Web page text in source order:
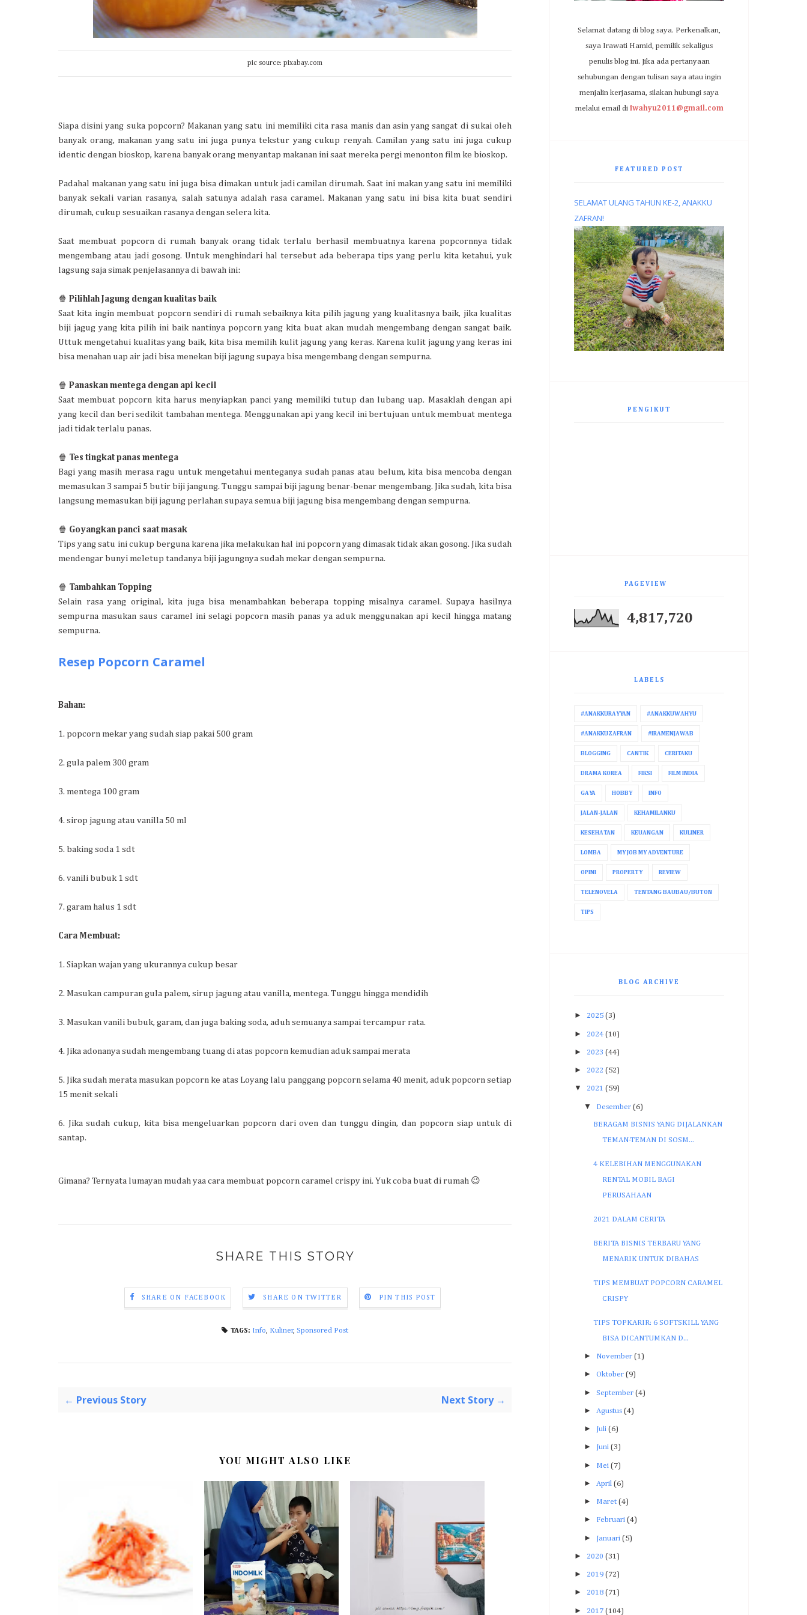
pic source: pixabay.com
Siapa disini yang suka popcorn? Makanan yang satu ini memiliki cita rasa manis dan asin yang sangat di sukai oleh
banyak orang, makanan yang satu ini juga punya tekstur yang cukup renyah. Camilan yang satu ini juga cukup
identic dengan bioskop, karena banyak orang menyantap makanan ini saat mereka pergi menonton film ke bioskop.
Padahal makanan yang satu ini juga bisa dimakan untuk jadi camilan dirumah. Saat ini makan yang satu ini memiliki
banyak sekali varian rasanya, salah satunya adalah rasa caramel. Makanan yang satu ini bisa kita buat sendiri
dirumah, cukup sesuaikan rasanya dengan selera kita.
Saat membuat popcorn di rumah banyak orang tidak terlalu berhasil membuatnya karena popcornnya tidak
mengembang atau jadi gosong. Untuk menghindari hal tersebut ada beberapa tips yang perlu kita ketahui, yuk
lagsung saja simak penjelasannya di bawah ini:
🍿 Pilihlah Jagung dengan kualitas baik
Saat kita ingin membuat popcorn sendiri di rumah sebaiknya kita pilih jagung yang kualitasnya baik, jika kualitas
biji jagug yang kita pilih ini baik nantinya popcorn yang kita buat akan mudah mengembang dengan sangat baik.
Uttuk mengetahui kualitas yang baik, kita bisa memilih kulit jagung yang keras. Karena kulit jagung yang keras ini
bisa menahan uap air jadi bisa menekan biji jagung supaya bisa mengembang dengan sempurna.
🍿 Panaskan mentega dengan api kecil
Saat membuat popcorn kita harus menyiapkan panci yang memiliki tutup dan lubang uap. Masaklah dengan api
yang kecil dan beri sedikit tambahan mentega. Menggunakan api yang kecil ini bertujuan untuk membuat mentega
jadi tidak terlalu panas.
🍿 Tes tingkat panas mentega
Bagi yang masih merasa ragu untuk mengetahui menteganya sudah panas atau belum, kita bisa mencoba dengan
memasukan 3 sampai 5 butir biji jangung. Tunggu sampai biji jagung benar-benar mengembang. Jika sudah, kita bisa
langsung memasukan biji jagung perlahan supaya semua biji jagung bisa mengembang dengan sempurna.
🍿 Goyangkan panci saat masak
Tips yang satu ini cukup berguna karena jika melakukan hal ini popcorn yang dimasak tidak akan gosong. Jika sudah
mendengar bunyi meletup tandanya biji jagungnya sudah mekar dengan sempurna.
🍿 Tambahkan Topping
Selain rasa yang original, kita juga bisa menambahkan beberapa topping misalnya caramel. Supaya hasilnya
sempurna masukan saus caramel ini selagi popcorn masih panas ya aduk menggunakan api kecil hingga matang
sempurna.
Resep Popcorn Caramel
Bahan:
1. popcorn mekar yang sudah siap pakai 500 gram
2. gula palem 300 gram
3. mentega 100 gram
4. sirop jagung atau vanilla 50 ml
5. baking soda 1 sdt
6. vanili bubuk 1 sdt
7. garam halus 1 sdt
Cara Membuat:
1. Siapkan wajan yang ukurannya cukup besar
2. Masukan campuran gula palem, sirup jagung atau vanilla, mentega. Tunggu hingga mendidih
3. Masukan vanili bubuk, garam, dan juga baking soda, aduh semuanya sampai tercampur rata.
4. Jika adonanya sudah mengembang tuang di atas popcorn kemudian aduk sampai merata
5. Jika sudah merata masukan popcorn ke atas Loyang lalu panggang popcorn selama 40 menit, aduk popcorn setiap
15 menit sekali
6. Jika sudah cukup, kita bisa mengeluarkan popcorn dari oven dan tunggu dingin, dan popcorn siap untuk di
santap.
Gimana? Ternyata lumayan mudah yaa cara membuat popcorn caramel crispy ini. Yuk coba buat di rumah 😉
SHARE THIS STORY
SHARE ON FACEBOOK SHARE ON TWITTER PIN THIS POST
TAGS: Info, Kuliner, Sponsored Post
← Previous Story Next Story →
YOU MIGHT ALSO LIKE
Selamat datang di blog saya. Perkenalkan,
saya Irawati Hamid, pemilik sekaligus
penulis blog ini. Jika ada pertanyaan
sehubungan dengan tulisan saya atau ingin
menjalin kerjasama, silakan hubungi saya
melalui email di iwahyu2011@gmail.com
FEATURED POST
SELAMAT ULANG TAHUN KE-2, ANAKKU
ZAFRAN!
PENGIKUT
PAGEVIEW
4,817,720
LABELS
#ANAKKURAYYAN #ANAKKUWAHYU
#ANAKKUZAFRAN #IRAMENJAWAB
BLOGGING CANTIK CERITAKU
DRAMA KOREA FIKSI FILM INDIA
GAYA HOBBY INFO
JALAN-JALAN KEHAMILANKU
KESEHATAN KEUANGAN KULINER
LOMBA MY JOB MY ADVENTURE
OPINI PROPERTY REVIEW
TELENOVELA TENTANG BAUBAU/BUTON
TIPS
BLOG ARCHIVE
► 2025 (3)
► 2024 (10)
► 2023 (44)
► 2022 (52)
▼ 2021 (59)
▼ Desember (6)
BERAGAM BISNIS YANG DIJALANKAN
TEMAN-TEMAN DI SOSM...
4 KELEBIHAN MENGGUNAKAN
RENTAL MOBIL BAGI
PERUSAHAAN
2021 DALAM CERITA
BERITA BISNIS TERBARU YANG
MENARIK UNTUK DIBAHAS
TIPS MEMBUAT POPCORN CARAMEL
CRISPY
TIPS TOPKARIR: 6 SOFTSKILL YANG
BISA DICANTUMKAN D...
► November (1)
► Oktober (9)
► September (4)
► Agustus (4)
► Juli (6)
► Juni (3)
► Mei (7)
► April (6)
► Maret (4)
► Februari (4)
► Januari (5)
► 2020 (31)
► 2019 (72)
► 2018 (71)
► 2017 (104)